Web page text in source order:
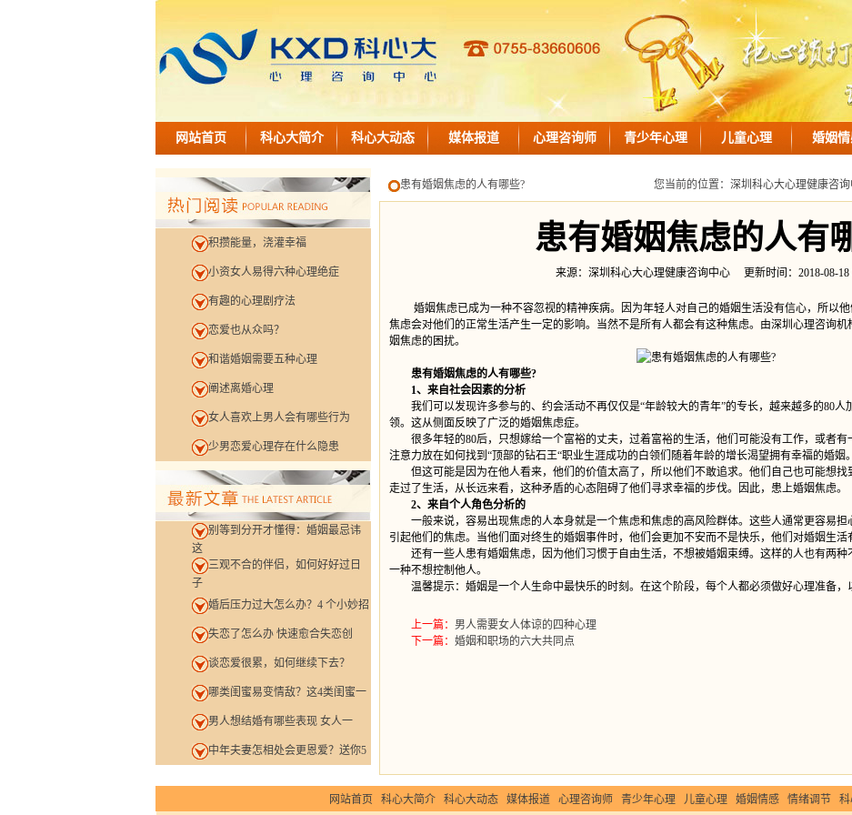
网站首页 科心大简介 科心大动态 媒体报道 心理咨询师 青少年心理 儿童心理 婚姻
积攒能量，浇灌幸福
小资女人易得六种心理绝症
有趣的心理剧疗法
恋爱也从众吗？
和谐婚姻需要五种心理
阐述离婚心理
女人喜欢上男人会有哪些行为
少男恋爱心理存在什么隐患
别等到分开才懂得：婚姻最忌讳
这
三观不合的伴侣，如何好好过日
子
婚后压力过大怎么办？4 个小妙招
失恋了怎么办 快速愈合失恋创
谈恋爱很累，如何继续下去？
哪类闺蜜易变情敌？这4类闺蜜一
男人想结婚有哪些表现 女人一
中年夫妻怎相处会更恩爱？送你5
您当前的位置： 深圳科心大心理健康咨
患有婚姻焦虑的人有哪些?
患有婚姻焦虑的人有
来源：深圳科心大心理健康咨询中心 更新时间：2018-08-18
婚姻焦虑已成为一种不容忽视的精神疾病。因为年轻人对自己的婚姻生活没有信心，所以他
焦虑会对他们的正常生活产生一定的影响。当然不是所有人都会有这种焦虑。由深圳心理咨询
姻焦虑的困扰。
患有婚姻焦虑的人有哪些?
1、来自社会因素的分析
我们可以发现许多参与的、约会活动不再仅仅是“年龄较大的青年”的专长，越来越多的80人
领。这从侧面反映了广泛的婚姻焦虑症。
很多年轻的80后，只想嫁给一个富裕的丈夫，过着富裕的生活，他们可能没有工作，或者有
注意力放在如何找到“顶部的钻石王“职业生涯成功的白领们随着年龄的增长渴望拥有幸福的婚姻。
但这可能是因为在他人看来，他们的价值太高了，所以他们不敢追求。他们自己也可能想找
走过了生活，从长远来看，这种矛盾的心态阻碍了他们寻求幸福的步伐。因此，患上婚姻焦虑。
2、来自个人角色分析的
一般来说，容易出现焦虑的人本身就是一个焦虑和焦虑的高风险群体。这些人通常更容易担
引起他们的焦虑。当他们面对终生的婚姻事件时，他们会更加不安而不是快乐，他们对婚姻生活
还有一些人患有婚姻焦虑，因为他们习惯于自由生活，不想被婚姻束缚。这样的人也有两种
一种不想控制他人。
温馨提示：婚姻是一个人生命中最快乐的时刻。在这个阶段，每个人都必须做好心理准备，
上一篇： 男人需要女人体谅的四种心理
下一篇： 婚姻和职场的六大共同点
网站首页 科心大简介 科心大动态 媒体报道 心理咨询师 青少年心理 儿童心理 婚姻情感 情绪调节 科